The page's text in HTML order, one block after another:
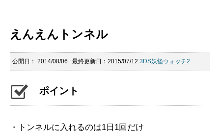
えんえんトンネル
公開日： 2014/08/06 : 最終更新日：2015/07/12 3DS妖怪ウォッチ2
ポイント
・トンネルに入れるのは1日1回だけ